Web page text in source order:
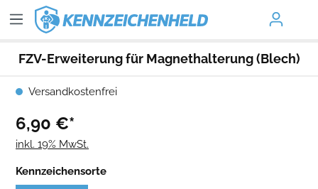
FZV-Erweiterung für Magnethalterung (Blech)
Versandkostenfrei
6,90 €*
inkl. 19% MwSt.
Kennzeichensorte